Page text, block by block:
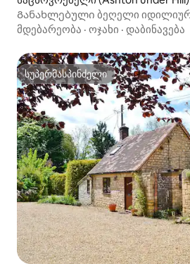
Განახლებული ბეღელი იდილიურ კოტსუოლდის
სოფელში
მდებარეობა · ოჯახი · დაბინავება
სუპერმასპინძელი
სუპერმასპინძელი